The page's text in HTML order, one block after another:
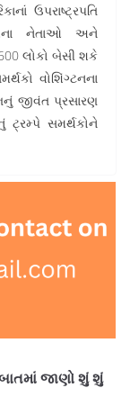
ઉપરાષ્ટ્રપતિ
નેતાઓ અને
લોકો બેસી શકે
વોશિંગ્ટનના
જીવંત પ્રસારણ
ટ્રમ્પે સમર્થકોને
જાણો શું શું